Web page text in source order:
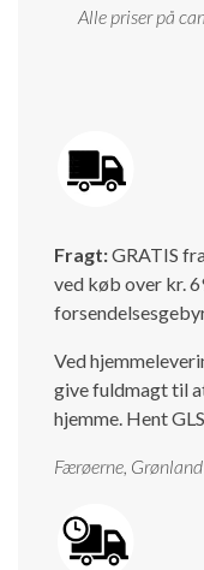
Alle priser på
Fragt:GRATIS
ved køb over kr.
Ved
give fuldmagt til
hjemme. Hent
Færøerne,